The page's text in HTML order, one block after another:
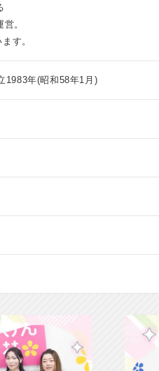
。
す。
年(昭和58年1月)